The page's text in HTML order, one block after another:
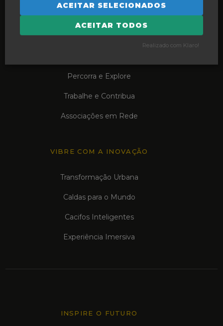
VIVA AS CALDAS
Percorra e Explore
Trabalhe e Contribua
Associações em Rede
VIBRE COM A INOVAÇÃO
Transformação Urbana
Caldas para o Mundo
Cacifos Inteligentes
Experiência Imersiva
INSPIRE O FUTURO
ACEITAR SELECIONADOS
ACEITAR TODOS
Realizado com Klaro!